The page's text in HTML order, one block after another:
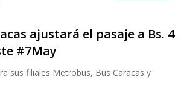
ajustará el pasaje a Bs. 4
#7May
sus filiales Metrobus, Bus Caracas y